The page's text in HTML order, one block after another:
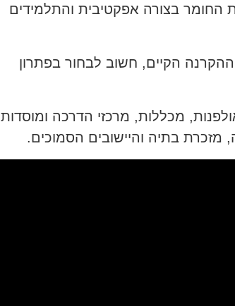
החומר בצורה אפקטיבית והתלמידים
הקיים, חשוב לבחור בפתרון
מכללות, מרכזי הדרכה ומוסדות
מזכרת בתיה והיישובים הסמוכים.